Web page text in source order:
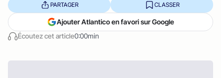
Écoutez cet article0:00min
PARTAGER CLASSER
Ajouter Atlantico en favori sur Google